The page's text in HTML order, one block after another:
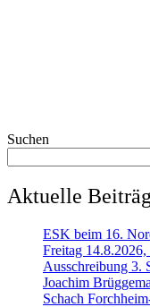
Suchen
Aktuelle
ESK beim 16.
Freitag 14.8.2026,
Ausschreibung 3.
Joachim
Schach